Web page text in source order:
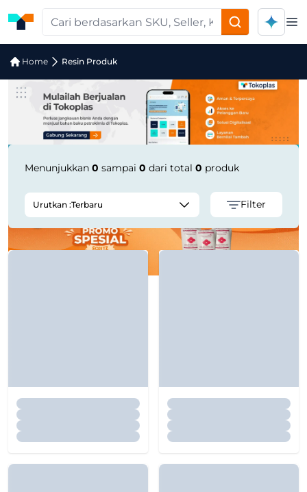
Home Resin Produk
Pencarian Produk "C-PLAST WHITE
Menunjukkan 0 sampai 0 dari total 0 produk
Urutkan :Terbaru Filter